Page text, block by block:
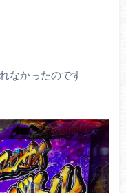
なかったのです